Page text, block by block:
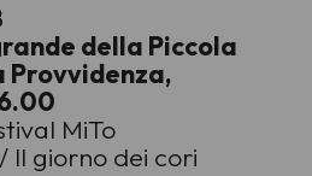
della Piccola
Provvidenza,
MiTo
Il giorno dei cori